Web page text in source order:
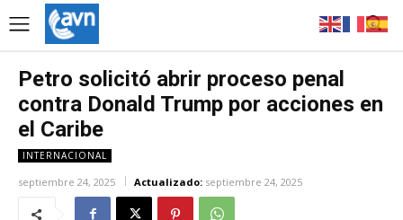
Petro solicitó abrir proceso penal
contra Donald Trump por acciones en
el Caribe
INTERNACIONAL
septiembre 24, 2025 Actualizado: septiembre 24, 2025